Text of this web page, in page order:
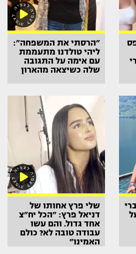
״הרסתי את המשפחה״:
ליהי טולדנו מתעממת
עם אימה על התגובה
שלה כשיצאה מהארון
שלי פרץ אחותו של
דניאל פרץ: ״הכל יח״צ
אחד גדול. והם עשו
עבודה טובה לא? כולם
האמינו״